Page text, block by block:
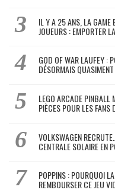
IL Y A 25 ANS, LA GAME
JOUEURS : EMPORTER
GOD OF WAR LAUFEY :
DÉSORMAIS
LEGO ARCADE PINBALL
PIÈCES POUR LES FANS
VOLKSWAGEN
CENTRALE SOLAIRE EN
POPPINS : POURQUOI
REMBOURSER CE JEU